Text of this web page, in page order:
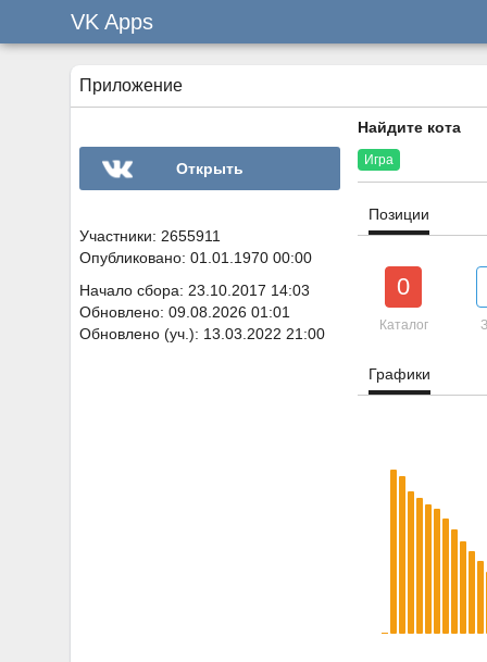
VK Apps
Приложение
Открыть
Участники: 2655911
Опубликовано: 01.01.1970 00:00
Начало сбора: 23.10.2017 14:03
Обновлено: 09.08.2026 01:01
Обновлено (уч.): 13.03.2022 21:00
Найдите кота
Игра
Позиции
0
Каталог
Графики